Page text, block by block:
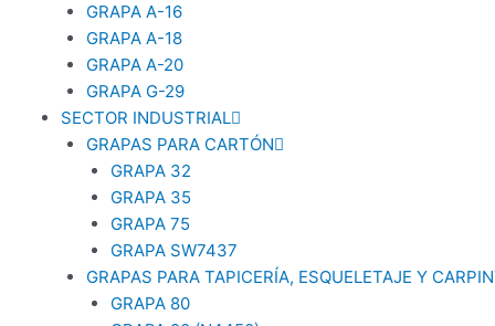
GRAPA A-16
GRAPA A-18
GRAPA A-20
GRAPA G-29
SECTOR INDUSTRIAL
GRAPAS PARA CARTÓN
GRAPA 32
GRAPA 35
GRAPA 75
GRAPA SW7437
GRAPAS PARA TAPICERÍA, ESQUELETAJE Y
GRAPA 80